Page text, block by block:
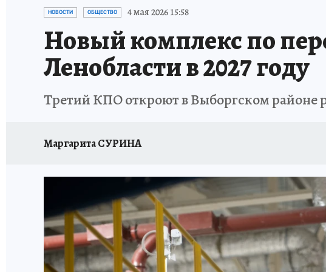
ПЕТЕРБУРГСКАЯ СТРОЙКА
НОВОСТИ ОБЩЕСТВО 4 мая 2026 15:58
Новый комплекс по
Ленобласти в 2027 году
Третий КПО откроют в Выборгском районе
Маргарита СУРИНА